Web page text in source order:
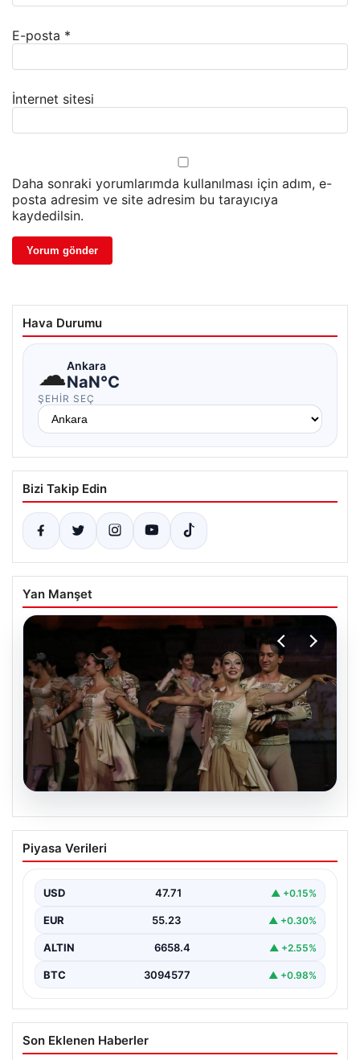
E-posta *
İnternet sitesi
Daha sonraki yorumlarımda kullanılması için adım, e-
posta adresim ve site adresim bu tarayıcıya
kaydedilsin.
Hava Durumu
☁Ankara
NaN°C
ŞEHIR SEÇ
Bizi Takip Edin
Yan Manşet
06.08.2026
‘Kuğu Gölü’ Balesi Pamukkale’de
Sanatseverlerle Buluştu
“Kuğu Gölü” balesi, Denizli’de gerçekleşen 2. Denizli…
Piyasa Verileri
USD 47.71 ▲ +0.15%
EUR 55.23 ▲ +0.30%
ALTIN 6658.4 ▲ +2.55%
BTC 3094577 ▲ +0.98%
Son Eklenen Haberler